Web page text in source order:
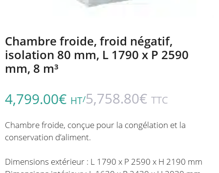
Chambre froide, froid négatif,
isolation 80 mm, L 1790 x P 2590
mm, 8 m³
4,799.00€ HT/5,758.80€ TTC
Chambre froide, conçue pour la congélation et la
conservation d’aliment.
Dimensions extérieur : L 1790 x P 2590 x H 2190 mm